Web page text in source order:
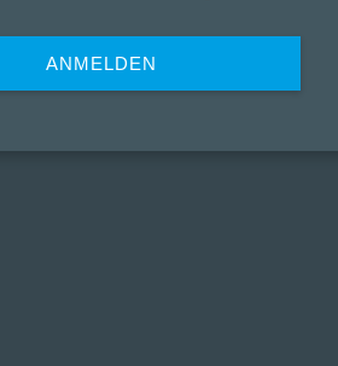
ANMELDEN